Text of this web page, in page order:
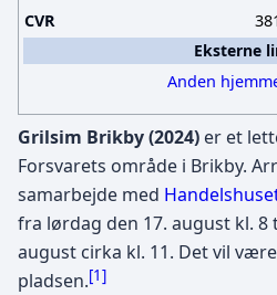
CVR
Eksterne
Anden
Grilsim Brikby (2024) er et
Forsvarets område i Brikby.
samarbejde med
fra lørdag den 17. august kl. 8
august cirka kl. 11. Det vil
pladsen.[1]